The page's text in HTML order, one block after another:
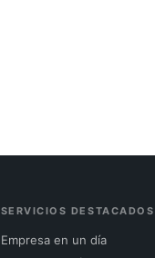
SERVICIOS DESTACADOS
Empresa en un día